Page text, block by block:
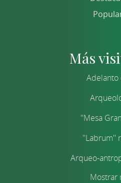
Más
Adelanto
''Mesa
''Labrum''
Arqueo-
Mostrar